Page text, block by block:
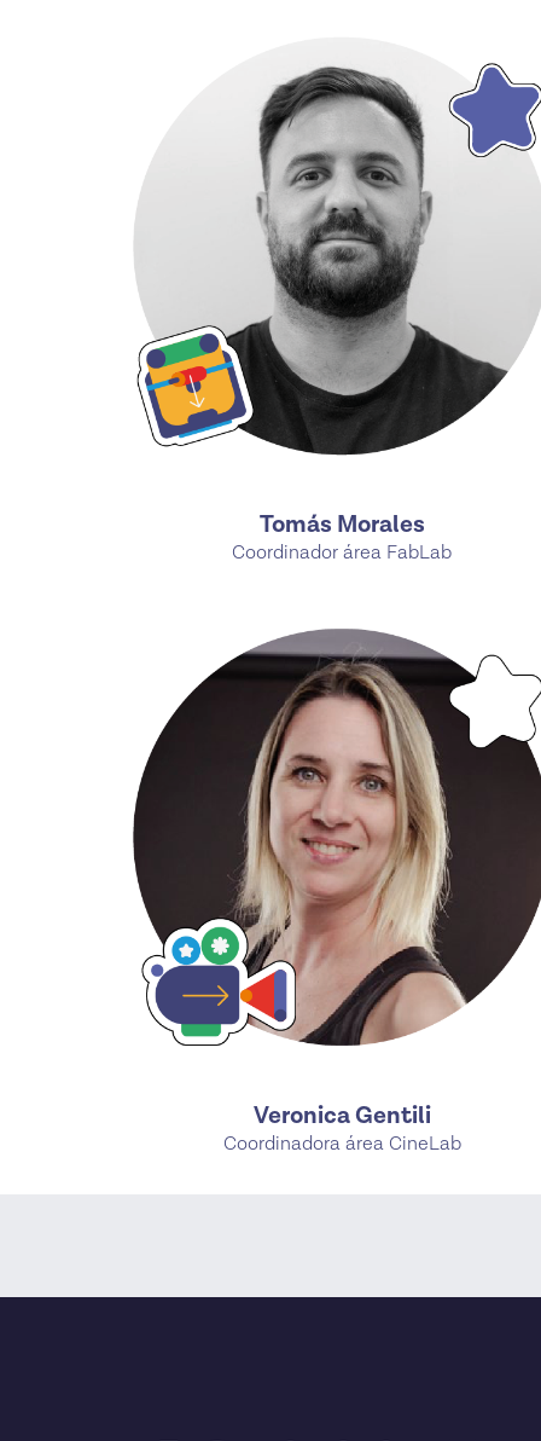
Tomás Morales
Coordinador área FabLab
Veronica Gentili
Coordinadora área CineLab